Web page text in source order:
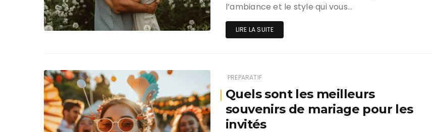
l’ambiance et le style qui vous…
LIRE LA SUITE
PREPARATIF
Quels sont les meilleurs
souvenirs de mariage pour les
invités